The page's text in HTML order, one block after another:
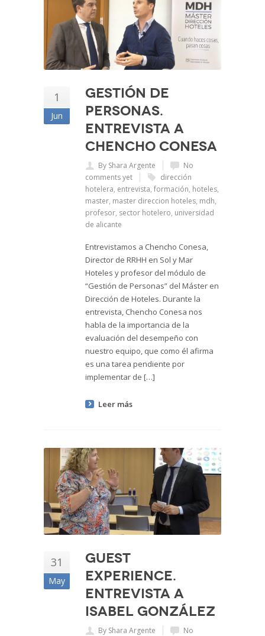
1
Jun
Gestión de
personas.
Entrevista a
Chencho Conesa
By Shara Argente
No
comments yet
dirección
hotelera, entrevista, formación, hoteles,
master, master direccion hoteles, mdh,
profesor, sector hotelero, universidad
de alicante
Entrevistamos a Chencho Conesa,
Director de RRHH en Sol y Mar
Hoteles y profesor del módulo de
“Gestión de Personas” del Máster en
Dirección de Hoteles. Durante la
entrevista, Chencho Conesa nos
habla de la importancia de la
evaluación del desempeño con
nuestro equipo, que como él afirma
es una tarea pendiente por
implementar de […]
Leer más
31
May
Guest
Experience.
Entrevista a
Isabel González
By Shara Argente
No